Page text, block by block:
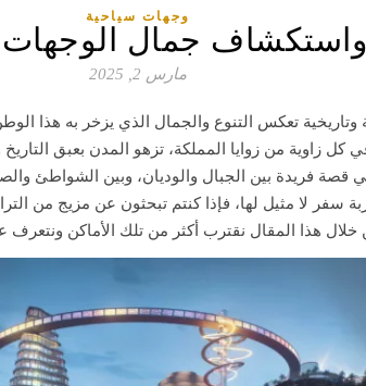
وجهات سياحية
واستكشاف جمال الوجهات
مارس 2, 2025
وتاريخية تعكس التنوع والجمال الذي يزخر به هذا
زاوية من زوايا المملكة، تزهو المدن بعبق
قصة فريدة بين الجبال والوديان، وبين الشواطئ
سفر لا مثيل لها، فإذا كنتم تبحثون عن مزيج من
هذا المقال نقترب أكثر من تلك الأماكن ونتعرف